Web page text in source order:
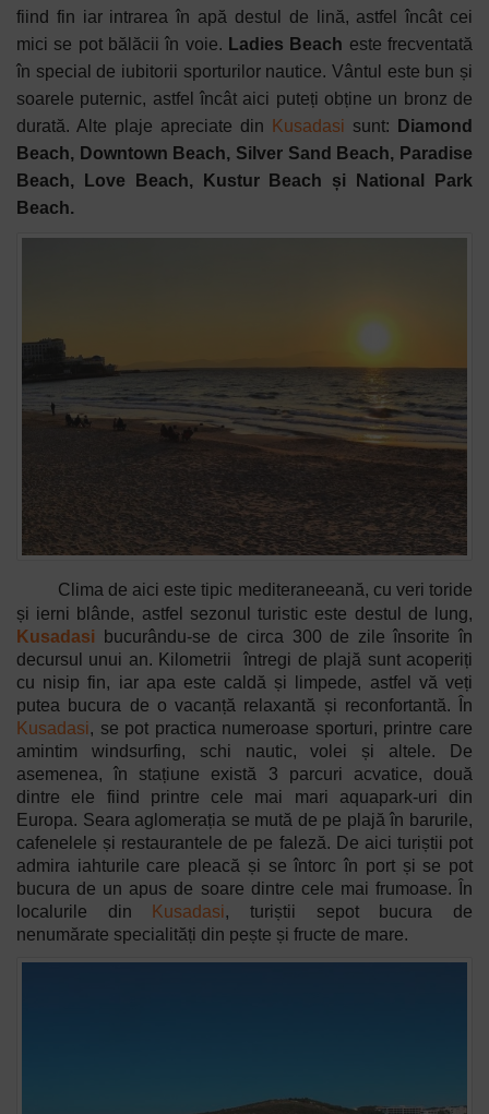
fiind fin iar intrarea în apă destul de lină, astfel încât cei
mici se pot bălăcii în voie. Ladies Beach este frecventată
în special de iubitorii sporturilor nautice. Vântul este bun și
soarele puternic, astfel încât aici puteți obține un bronz de
durată. Alte plaje apreciate din
Kusadasi sunt:
Diamond
Beach, Downtown Beach, Silver Sand Beach, Paradise
Beach, Love Beach, Kustur Beach și National Park
Beach.
Clima de aici este tipic mediteraneeană, cu veri toride
și ierni blânde, astfel sezonul turistic este destul de lung,
Kusadasi bucurându-se de circa 300 de zile însorite în
decursul unui an. Kilometrii
întregi de plajă sunt acoperiți
cu nisip fin, iar apa este caldă și limpede, astfel vă veți
putea bucura de o vacanță relaxantă și reconfortantă. În
Kusadasi, se pot practica numeroase sporturi, printre care
amintim windsurfing, schi nautic, volei și altele. De
asemenea, în stațiune există 3 parcuri acvatice, două
dintre ele fiind printre cele mai mari aquapark-uri din
Europa. Seara aglomerația se mută de pe plajă în barurile,
cafenelele și restaurantele de pe faleză. De aici turiștii pot
admira iahturile care pleacă și se întorc în port și se pot
bucura de un apus de soare dintre cele mai frumoase. În
localurile din
Kusadasi, turiștii sepot bucura de
nenumărate specialități din pește și fructe de mare.